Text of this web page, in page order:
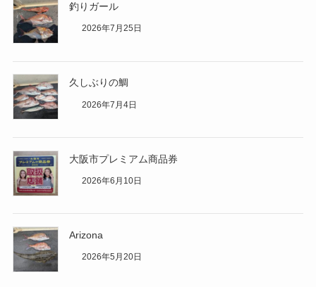
釣りガール
2026年7月25日
久しぶりの鯛
2026年7月4日
大阪市プレミアム商品券
2026年6月10日
Arizona
2026年5月20日